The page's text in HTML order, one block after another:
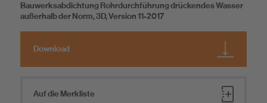
Bauwerksabdichtung Rohrdurchführung drückendes Wasser
außerhalb der Norm, 3D, Version 11-2017
Download
Auf die Merkliste